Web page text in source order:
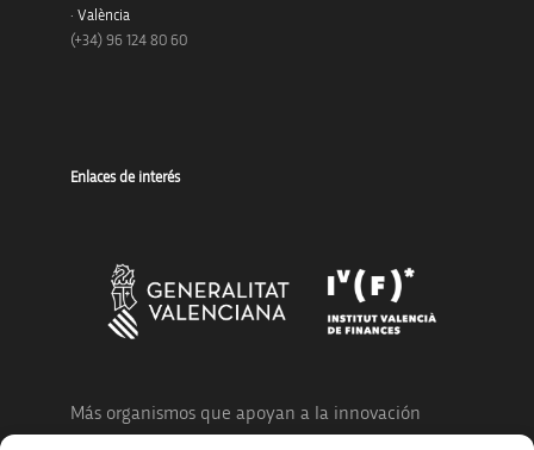
· València
(+34) 96 124 80 60
Enlaces de interés
Más organismos que apoyan a la innovación